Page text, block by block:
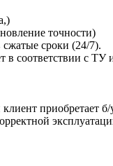
точности)
сроки (24/7).
в соответствии с
приобретает б/